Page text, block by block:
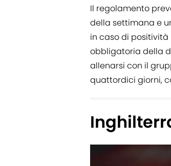
Il regolamento
della settimana e
in caso di
obbligatoria della
allenarsi con il
quattordici giorni,